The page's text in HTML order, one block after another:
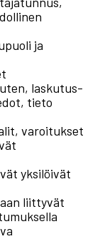
ja
laskutus-
tieto
varoitukset
yksilöivät
liittyvät